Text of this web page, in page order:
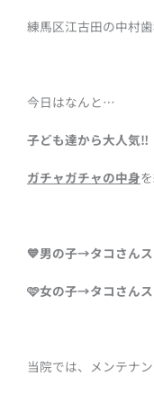
練馬区江古田の中村
今日はなんと…
子ども達から大人気‼️
ガチャガチャの中身を
💙男の子→タコさん
🩷女の子→タコさん
当院では、メンテナ